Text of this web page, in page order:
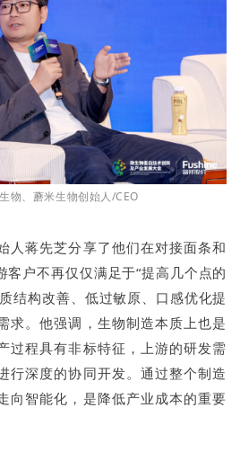
物、蘑米生物创始人/CEO
人蒋先芝分享了他们在对接面条和
客户不再仅仅满足于“提高几个点的
结构改善、低过敏原、口感优化提
求。他强调，生物制造本质上也是
过程具有非标特征，上游的研发需
行深度的协同开发。通过整个制造
向智能化，是降低产业成本的重要